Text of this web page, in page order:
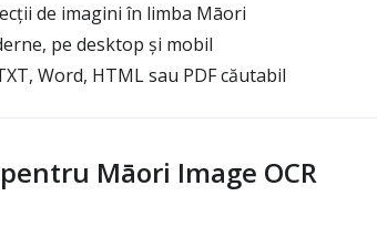
de imagini în limba Māori
pe desktop și mobil
Word, HTML sau PDF căutabil
Māori Image OCR